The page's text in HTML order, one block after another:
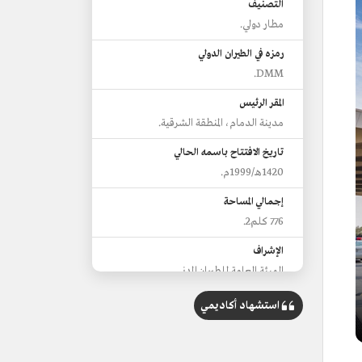
التصنيف
مطار دولي.
رمزه في الطيران الدولي
DMM.
المقر الرئيس
مدينة الدمام، المنطقة الشرقية.
تاريخ الافتتاح باسمه الحالي
1420هـ/1999م.
إجمالي المساحة
776 كلم2.
الإشراف
الهيئة العامة للطيران المدني.
الإدارة
شركة مطارات الدمام.
استشهاد أكاديمي